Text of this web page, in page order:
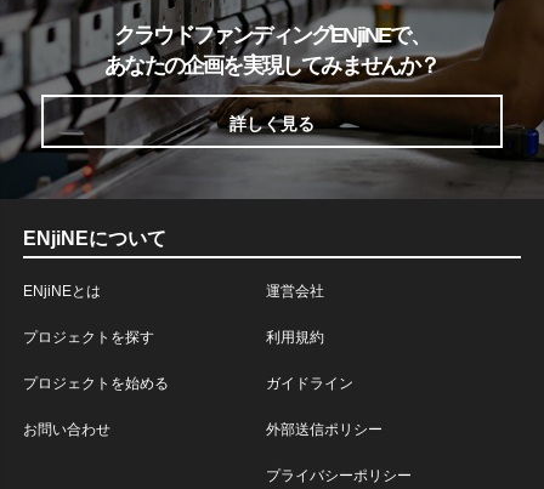
クラウドファンディングENjiNEで、
あなたの企画を実現してみませんか？
詳しく見る
ENjiNEについて
ENjiNEとは
プロジェクトを探す
プロジェクトを始める
お問い合わせ
運営会社
利用規約
ガイドライン
外部送信ポリシー
プライバシーポリシー